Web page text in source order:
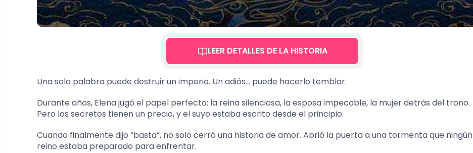
LEER DETALLES DE LA HISTORIA
Una sola palabra puede destruir un imperio. Un adiós… puede hacerlo temblar.
Durante años, Elena jugó el papel perfecto: la reina silenciosa, la esposa impecable, la mujer detrás del trono.
Pero los secretos tienen un precio, y el suyo estaba escrito desde el principio.
Cuando finalmente dijo “basta”, no solo cerró una historia de amor. Abrió la puerta a una tormenta que ningún
reino estaba preparado para enfrentar.